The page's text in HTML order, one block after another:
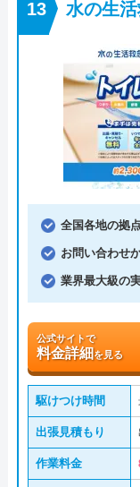
水の生
全国各地の拠
お問い合わせ
業界最大級の
公式サイトで
料金詳細を見る
駆けつけ時間
出張見積もり
作業料金